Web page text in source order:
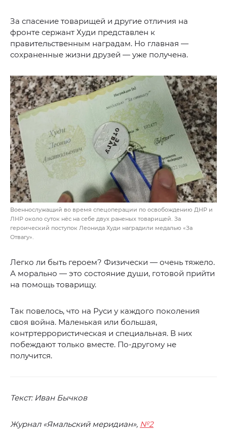
За спасение товарищей и другие отличия на
фронте сержант Худи представлен к
правительственным наградам. Но главная —
сохраненные жизни друзей — уже получена.
Военнослужащий во время спецоперации по освобождению ДНР и
ЛНР около суток нёс на себе двух раненых товарищей. За
героический поступок Леонида Худи наградили медалью «За
Отвагу».
Легко ли быть героем? Физически — очень тяжело.
А морально — это состояние души, готовой прийти
на помощь товарищу.
Так повелось, что на Руси у каждого поколения
своя война. Маленькая или большая,
контртеррористическая и специальная. В них
побеждают только вместе. По-другому не
получится.
Текст: Иван Бычков
Журнал «Ямальский меридиан», №2